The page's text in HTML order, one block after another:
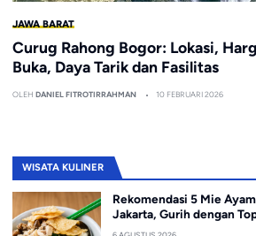
JAWA BARAT
Curug Rahong Bogor: Lokasi,
Buka, Daya Tarik dan Fasilitas
OLEH DANIEL FITROTIRRAHMAN 10 FEBRUARI 2026
WISATA KULINER
Rekomendasi 5 Mie
Jakarta, Gurih dengan